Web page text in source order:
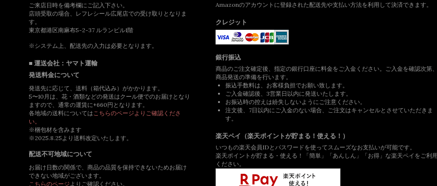
ご来店日時を備考欄にご記入下さい。
店頭受取の場合、レフレシール広尾店での受け取りとなりま
す。
東京都港区南麻布5-2-37 ルランビル1階
※システム上、配送先の入力は必要となります。
■ 運送会社：ヤマト運輸
発送料金について
発送先に応じて、送料（箱代込み）がかかります。
5〜10月は、花・酒類などの発送はクール便でのお届けとなり
ますので、通常の運賃に+660円となります。
各地域の送料については こちらのページよりご確認くださ
い。
※梱包材を含みます
※2025.8.25より送料改定いたします。
配送不可地域について
お届け日数の関係で、商品の品質を保持できないためお届け
できない地域がございます。
こちらのページ よりご確認ください。
Amazonのアカウントに登録された配送先や支払い方法を利用して決済できます。
クレジット
銀行振込
商品のご注文確定後、指定の銀行口座に料金をご入金ください。ご入金を確認次第
商品発送の準備を行います。
振込手数料は、お客様負担でお願い致します。
ご入金確認後、3営業日以内に発送いたします。
お振込時の控えは紛失しないようにご注意ください。
注文後、7日以内にご入金のない場合、ご注文はキャンセルとさせていただきま
す。
楽天ペイ（楽天ポイントが貯まる！使える！）
いつもの楽天会員IDとパスワードを使ってスムーズなお支払いが可能です。
楽天ポイントが貯まる・使える！「簡単」「あんしん」「お得」な楽天ペイをご利
ください。